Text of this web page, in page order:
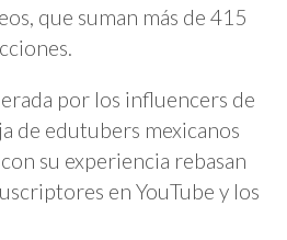
que suman más de 415
por los influencers de
de edutubers mexicanos
su experiencia rebasan
en YouTube y los